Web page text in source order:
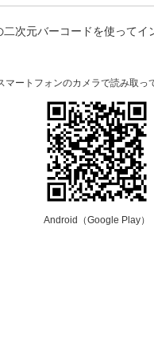
次元バーコードを使ってイ
ートフォンのカメラで読み取っ
Android（Google Play）